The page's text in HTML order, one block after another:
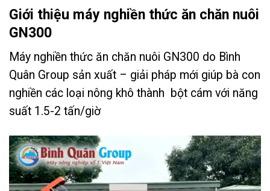
Giới thiệu máy nghiền thức ăn chăn nuôi
GN300
Máy nghiền thức ăn chăn nuôi GN300 do Bình
Quân Group sản xuất – giải pháp mới giúp bà con
nghiền các loại nông khô thành bột cám với năng
suất 1.5-2 tấn/giờ